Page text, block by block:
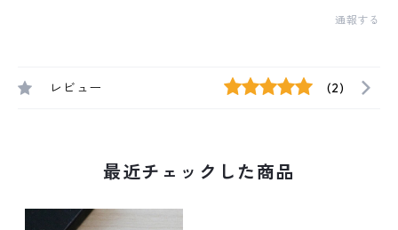
通報する
レビュー (2)
最近チェックした商品